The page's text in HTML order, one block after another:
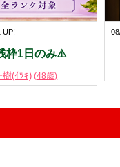
UP!
枠1日のみ⚠️
樹(ｲﾂｷ) (48歳)